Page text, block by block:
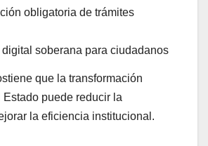
obligatoria de trámites
digital soberana para ciudadanos
que la transformación
puede reducir la
la eficiencia institucional.